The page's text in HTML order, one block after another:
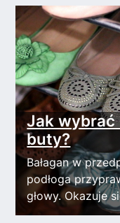
Jak wybrać
buty?
Bałagan w
podłoga
głowy. Okazuje